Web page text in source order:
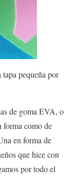
tapa pequeña por
de goma EVA, o
forma como de
en forma de
que hice con
por todo el